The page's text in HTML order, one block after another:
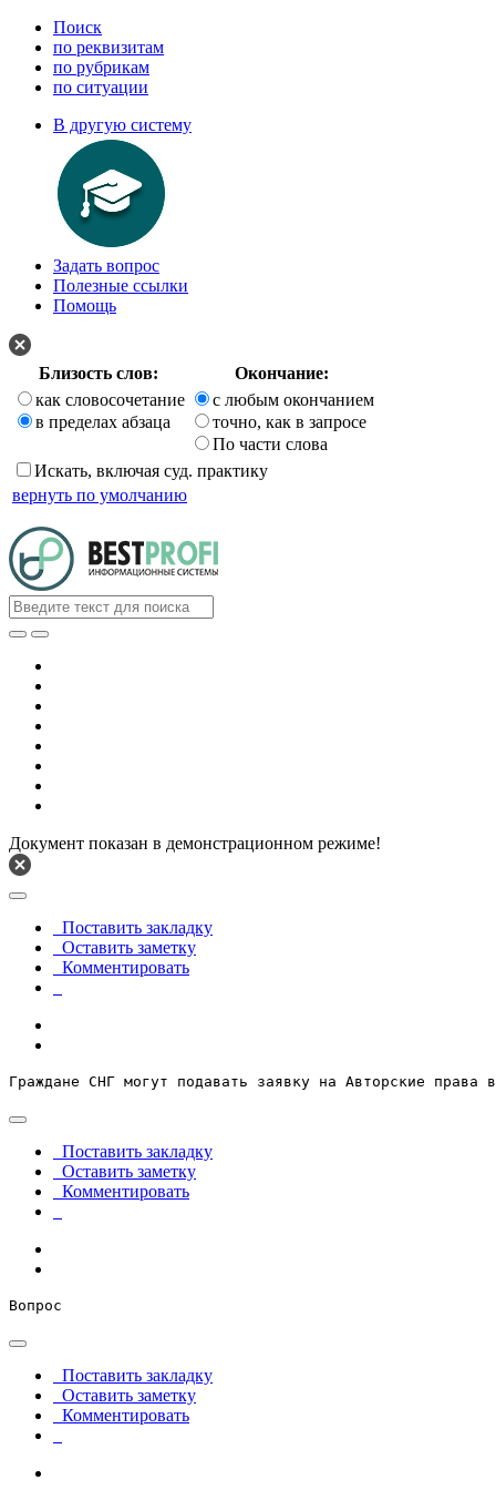
Поиск
по реквизитам
по рубрикам
по ситуации
В другую систему
Задать вопрос
Полезные ссылки
Помощь
Близость слов:
Окончание:
как словосочетание
в пределах абзаца
с любым окончанием
точно, как в запросе
По части слова
Искать, включая суд. практику
вернуть по умолчанию
Документ показан в демонстрационном режиме!
Поставить закладку
Оставить заметку
Комментировать
Граждане СНГ могут подавать заявку на Авторские права
Поставить закладку
Оставить заметку
Комментировать
Вопрос
Поставить закладку
Оставить заметку
Комментировать